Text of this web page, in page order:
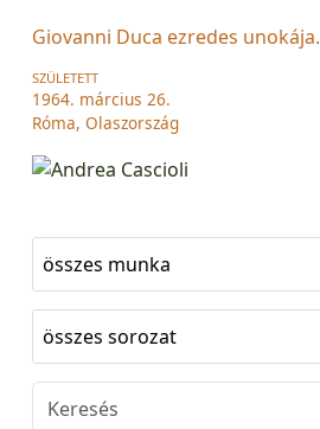
Giovanni Duca ezredes unokája.
SZÜLETETT
1964. március 26.
Róma, Olaszország
összes munka
összes sorozat